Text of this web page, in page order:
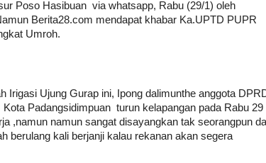
Poso Hasibuan via whatsapp, Rabu (29/1) oleh
Berita28.com mendapat khabar Ka.UPTD PUPR
Umroh.
Irigasi Ujung Gurap ini, Ipong dalimunthe anggota
Padangsidimpuan turun kelapangan pada Rabu 29
,namun namun sangat disayangkan tak seorangpun
berulang kali berjanji kalau rekanan akan segera